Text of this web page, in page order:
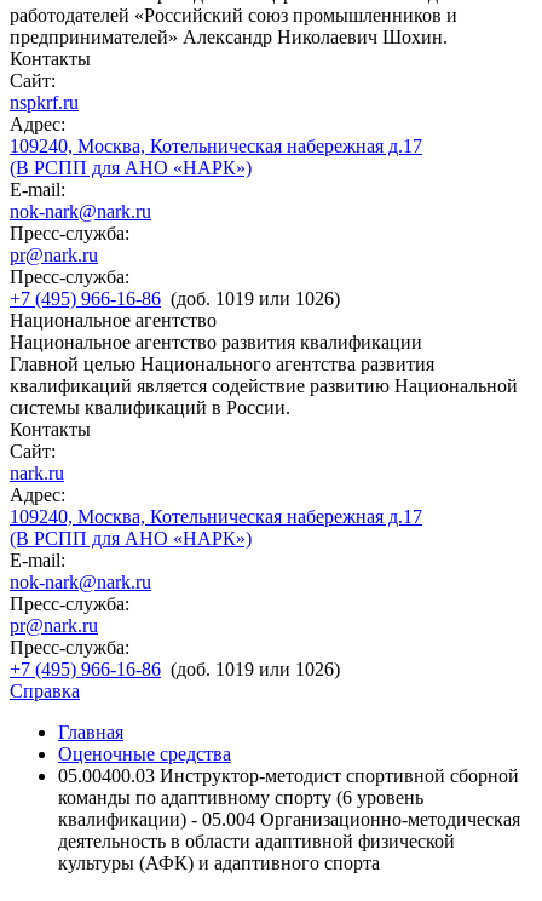
работодателей «Российский союз промышленников и
предпринимателей» Александр Николаевич Шохин.
Контакты
Сайт:
nspkrf.ru
Адрес:
109240, Москва, Котельническая набережная д.17
(В РСПП для АНО «НАРК»)
E-mail:
nok-nark@nark.ru
Пресс-служба:
pr@nark.ru
Пресс-служба:
+7 (495) 966-16-86 (доб. 1019 или 1026)
Национальное агентство
Национальное агентство развития квалификации
Главной целью Национального агентства развития
квалификаций является содействие развитию Национальной
системы квалификаций в России.
Контакты
Сайт:
nark.ru
Адрес:
109240, Москва, Котельническая набережная д.17
(В РСПП для АНО «НАРК»)
E-mail:
nok-nark@nark.ru
Пресс-служба:
pr@nark.ru
Пресс-служба:
+7 (495) 966-16-86 (доб. 1019 или 1026)
Справка
Главная
Оценочные средства
05.00400.03 Инструктор-методист спортивной сборной
команды по адаптивному спорту (6 уровень
квалификации) - 05.004 Организационно-методическая
деятельность в области адаптивной физической
культуры (АФК) и адаптивного спорта